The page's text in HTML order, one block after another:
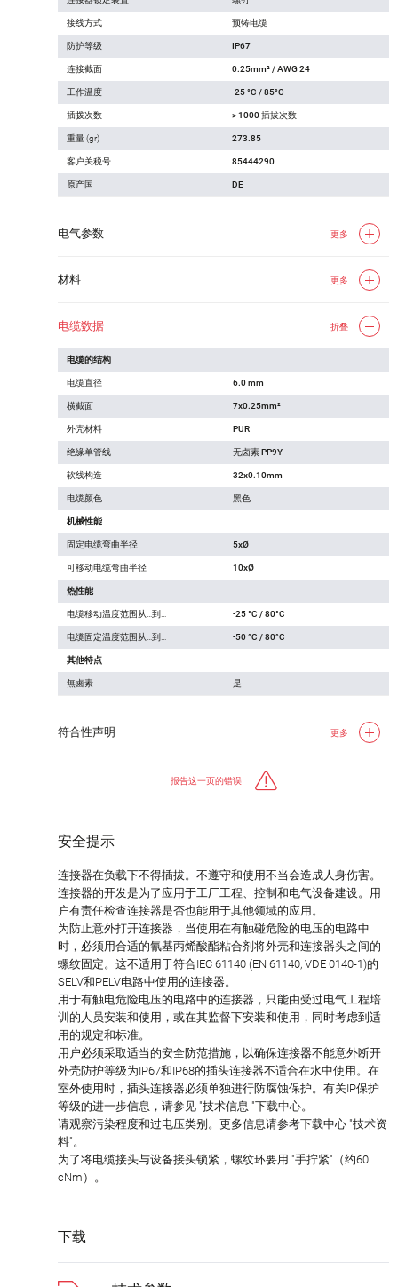
接线方式 预铸电缆
防护等级 IP67
连接截面 0.25mm² / AWG 24
工作温度 -25 °C / 85°C
插拨次数 > 1000 插拔次数
重量 (gr) 273.85
客户关税号 85444290
原产国 DE
电气参数 更多
材料 更多
电缆数据 折叠
电缆的结构
电缆直径 6.0 mm
横截面 7x0.25mm²
外壳材料 PUR
绝缘单管线 无卤素 PP9Y
软线构造 32x0.10mm
电缆颜色 黑色
机械性能
固定电缆弯曲半径 5xØ
可移动电缆弯曲半径 10xØ
热性能
电缆移动温度范围从…到… -25 °C / 80°C
电缆固定温度范围从…到… -50 °C / 80°C
其他特点
無鹵素 是
符合性声明 更多
报告这一页的错误
安全提示
连接器在负载下不得插拔。不遵守和使用不当会造成人身伤害。
连接器的开发是为了应用于工厂工程、控制和电气设备建设。用
户有责任检查连接器是否也能用于其他领域的应用。
为防止意外打开连接器，当使用在有触碰危险的电压的电路中
时，必须用合适的氰基丙烯酸酯粘合剂将外壳和连接器头之间的
螺纹固定。这不适用于符合IEC 61140 (EN 61140, VDE 0140-1)的
SELV和PELV电路中使用的连接器。
用于有触电危险电压的电路中的连接器，只能由受过电气工程培
训的人员安装和使用，或在其监督下安装和使用，同时考虑到适
用的规定和标准。
用户必须采取适当的安全防范措施，以确保连接器不能意外断开
外壳防护等级为IP67和IP68的插头连接器不适合在水中使用。在
室外使用时，插头连接器必须单独进行防腐蚀保护。有关IP保护
等级的进一步信息，请参见 "技术信息 "下载中心。
请观察污染程度和过电压类别。更多信息请参考下载中心 "技术资
料"。
为了将电缆接头与设备接头锁紧，螺纹环要用 "手拧紧"（约60
cNm）。
下载